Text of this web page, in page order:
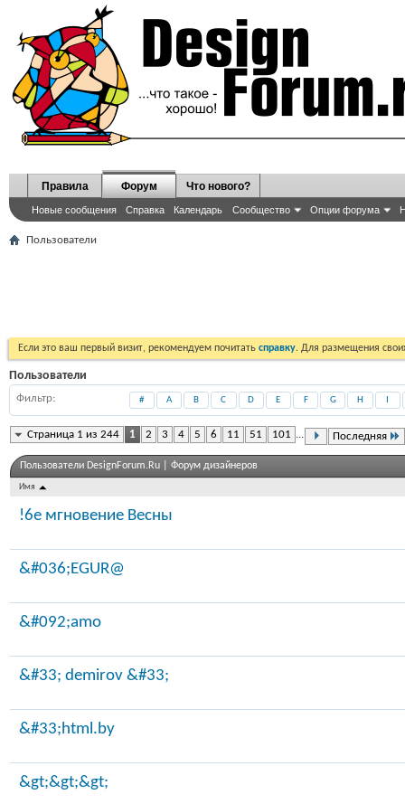
Правила Форум
Новые сообщения Справка Календарь Сообщество Опции форума
Что нового?
Пользователи
Если это ваш первый визит, рекомендуем почитать справку. Для размещения
Пользователи
Фильтр # A B C D E F G H
Страница 1 из 244 1 2 3 4 5 6 11 51 101 ... Последняя
Пользователи DesignForum.Ru | Форум дизайнеров
Имя
!6е мгновение Весны
&#036;EGUR@
&#092;amo
&#33; demirov &#33;
&#33;html.by
&gt;&gt;&gt;